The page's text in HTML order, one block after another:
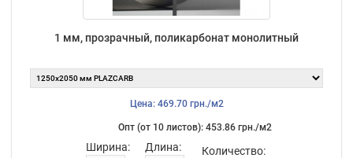
1 мм, прозрачный, поликарбонат монолитный
Цена: 469.70 грн./м2
Опт (от 10 листов): 453.86 грн./м2
Ширина: Длина: Количество: